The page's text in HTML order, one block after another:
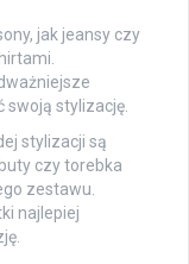
jak jeansy czy
swoją stylizację.
stylizacji są
czy torebka
zestawu.
najlepiej